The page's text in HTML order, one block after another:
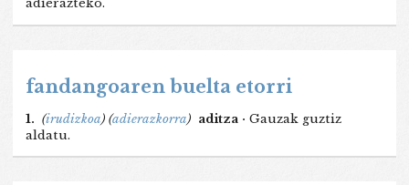
adierazteko.
fandangoaren buelta etorri
1. (irudizkoa) (adierazkorra) aditza · Gauzak guztiz
aldatu.